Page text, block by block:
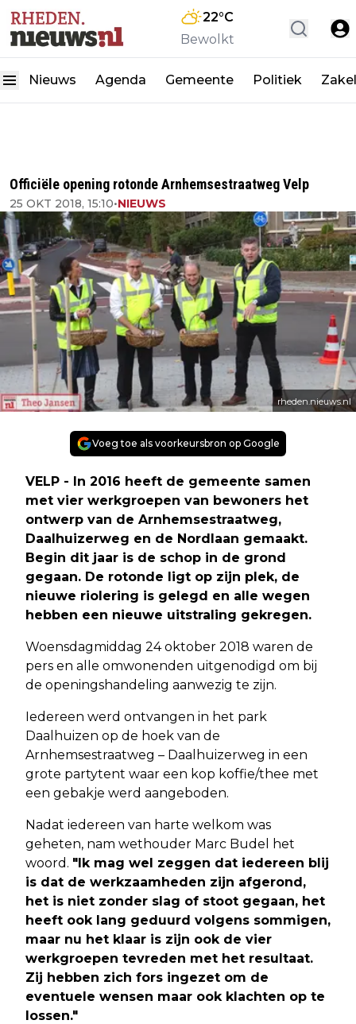
22°C
Bewolkt
Nieuws Agenda Gemeente Politiek
Officiële opening rotonde Arnhemsestraatweg Velp
25 OKT 2018, 15:10•NIEUWS
rheden.nieuws.nl
Voeg toe als voorkeursbron op Google
VELP - In 2016 heeft de gemeente samen
met vier werkgroepen van bewoners het
ontwerp van de Arnhemsestraatweg,
Daalhuizerweg en de Nordlaan gemaakt.
Begin dit jaar is de schop in de grond
gegaan. De rotonde ligt op zijn plek, de
nieuwe riolering is gelegd en alle wegen
hebben een nieuwe uitstraling gekregen.
Woensdagmiddag 24 oktober 2018 waren de
pers en alle omwonenden uitgenodigd om bij
de openingshandeling aanwezig te zijn.
Iedereen werd ontvangen in het park
Daalhuizen op de hoek van de
Arnhemsestraatweg – Daalhuizerweg in een
grote partytent waar een kop koffie/thee met
een gebakje werd aangeboden.
Nadat iedereen van harte welkom was
geheten, nam wethouder Marc Budel het
woord. "Ik mag wel zeggen dat iedereen blij
is dat de werkzaamheden zijn afgerond,
het is niet zonder slag of stoot gegaan, het
heeft ook lang geduurd volgens sommigen,
maar nu het klaar is zijn ook de vier
werkgroepen tevreden met het resultaat.
Zij hebben zich fors ingezet om de
eventuele wensen maar ook klachten op te
lossen."